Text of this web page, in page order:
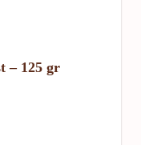
– 125 gr